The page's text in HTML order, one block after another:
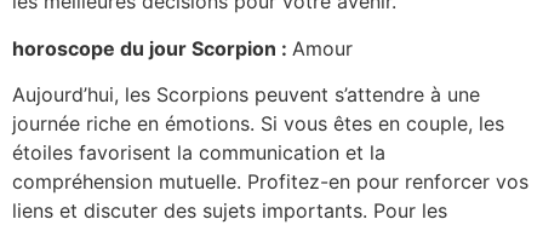
horoscope du jour Scorpion : Amour
Aujourd’hui, les Scorpions peuvent s’attendre à une
journée riche en émotions. Si vous êtes en couple, les
étoiles favorisent la communication et la
compréhension mutuelle. Profitez-en pour renforcer vos
liens et discuter des sujets importants. Pour les